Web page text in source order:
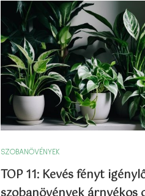
SZOBANÖVÉNYEK
TOP 11: Kevés fényt